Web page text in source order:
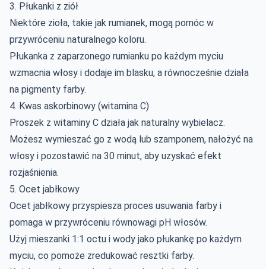
3. Płukanki z ziół
Niektóre zioła, takie jak rumianek, mogą pomóc w
przywróceniu naturalnego koloru.
Płukanka z zaparzonego rumianku po każdym myciu
wzmacnia włosy i dodaje im blasku, a równocześnie działa
na pigmenty farby.
4. Kwas askorbinowy (witamina C)
Proszek z witaminy C działa jak naturalny wybielacz.
Możesz wymieszać go z wodą lub szamponem, nałożyć na
włosy i pozostawić na 30 minut, aby uzyskać efekt
rozjaśnienia.
5. Ocet jabłkowy
Ocet jabłkowy przyspiesza proces usuwania farby i
pomaga w przywróceniu równowagi pH włosów.
Użyj mieszanki 1:1 octu i wody jako płukankę po każdym
myciu, co pomoże zredukować resztki farby.